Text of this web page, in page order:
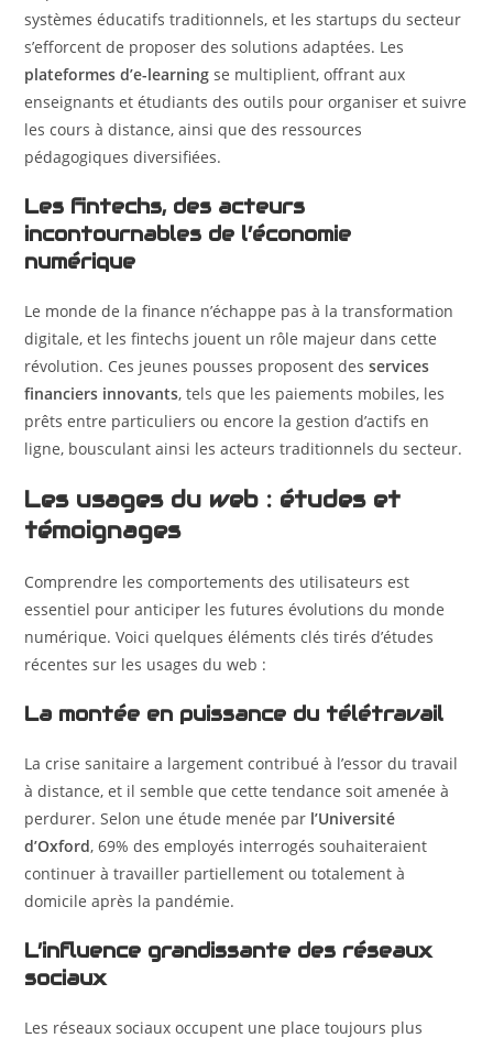
systèmes éducatifs traditionnels, et les startups du secteur
s’efforcent de proposer des solutions adaptées. Les
plateformes d’e-learning se multiplient, offrant aux
enseignants et étudiants des outils pour organiser et suivre
les cours à distance, ainsi que des ressources
pédagogiques diversifiées.
Les fintechs, des acteurs
incontournables de l’économie
numérique
Le monde de la finance n’échappe pas à la transformation
digitale, et les fintechs jouent un rôle majeur dans cette
révolution. Ces jeunes pousses proposent desservices
financiers innovants, tels que les paiements mobiles, les
prêts entre particuliers ou encore la gestion d’actifs en
ligne, bousculant ainsi les acteurs traditionnels du secteur.
Les usages du web : études et
témoignages
Comprendre les comportements des utilisateurs est
essentiel pour anticiper les futures évolutions du monde
numérique. Voici quelques éléments clés tirés d’études
récentes sur les usages du web :
La montée en puissance du télétravail
La crise sanitaire a largement contribué à l’essor du travail
à distance, et il semble que cette tendance soit amenée à
perdurer. Selon une étude menée par l’Université
d’Oxford, 69% des employés interrogés souhaiteraient
continuer à travailler partiellement ou totalement à
domicile après la pandémie.
L’influence grandissante des réseaux
sociaux
Les réseaux sociaux occupent une place toujours plus